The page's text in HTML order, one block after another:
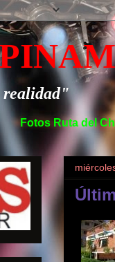
realidad"
Fotos Ruta del